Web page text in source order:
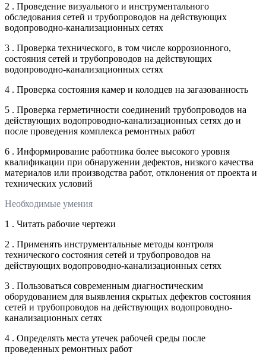
2 . Проведение визуального и инструментального
обследования сетей и трубопроводов на действующих
водопроводно-канализационных сетях
3 . Проверка технического, в том числе коррозионного,
состояния сетей и трубопроводов на действующих
водопроводно-канализационных сетях
4 . Проверка состояния камер и колодцев на загазованность
5 . Проверка герметичности соединений трубопроводов на
действующих водопроводно-канализационных сетях до и
после проведения комплекса ремонтных работ
6 . Информирование работника более высокого уровня
квалификации при обнаружении дефектов, низкого качества
материалов или производства работ, отклонения от проекта и
технических условий
Необходимые умения
1 . Читать рабочие чертежи
2 . Применять инструментальные методы контроля
технического состояния сетей и трубопроводов на
действующих водопроводно-канализационных сетях
3 . Пользоваться современным диагностическим
оборудованием для выявления скрытых дефектов состояния
сетей и трубопроводов на действующих водопроводно-
канализационных сетях
4 . Определять места утечек рабочей среды после
проведенных ремонтных работ